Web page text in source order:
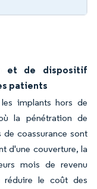
et de dispositif
patients
implants hors de
la pénétration de
coassurance sont
d'une couverture, la
mois de revenu
réduire le coût des